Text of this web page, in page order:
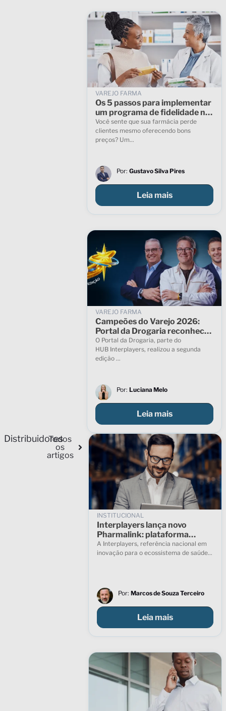
VAREJO FARMA
Os 5 passos para implementar
um programa de fidelidade na
sua farmácia
Você sente que sua farmácia perde
clientes mesmo oferecendo bons
preços? Um...
Por:Gustavo Silva Pires
Leia mais
VAREJO FARMA
Campeões do Varejo 2026:
Portal da Drogaria reconhece
farmácias que se destacaram
no setor
O Portal da Drogaria, parte do
HUB Interplayers, realizou a segunda
edição ...
Por:Luciana Melo
Leia mais
Distribuidores
Todos
os
artigos
INSTITUCIONAL
Interplayers lança novo
Pharmalink: plataforma
ganha visual renovado e novas
funcionalidades
A Interplayers, referência nacional em
inovação para o ecossistema de saúde...
Por: Marcos de Souza Terceiro
Leia mais